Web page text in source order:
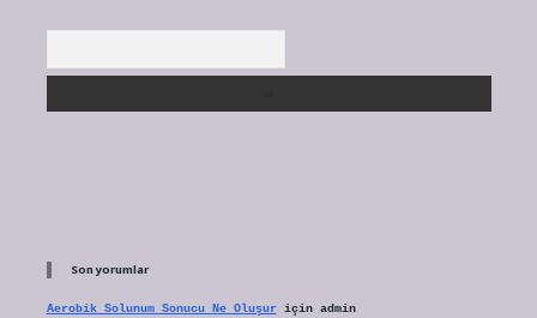
Son yorumlar
Aerobik Solunum Sonucu Ne Oluşuriçin admin